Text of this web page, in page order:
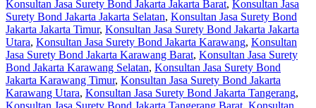
Konsultan Jasa Surety Bond Jakarta Jakarta Barat, Konsultan Jasa
Surety Bond Jakarta Jakarta Selatan, Konsultan Jasa Surety Bond
Jakarta Jakarta Timur, Konsultan Jasa Surety Bond Jakarta Jakarta
Utara, Konsultan Jasa Surety Bond Jakarta Karawang, Konsultan
Jasa Surety Bond Jakarta Karawang Barat, Konsultan Jasa Surety
Bond Jakarta Karawang Selatan, Konsultan Jasa Surety Bond
Jakarta Karawang Timur, Konsultan Jasa Surety Bond Jakarta
Karawang Utara, Konsultan Jasa Surety Bond Jakarta Tangerang,
Konsultan Jasa Surety Bond Jakarta Tangerang Barat, Konsultan